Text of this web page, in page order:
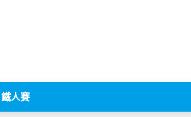
人賽